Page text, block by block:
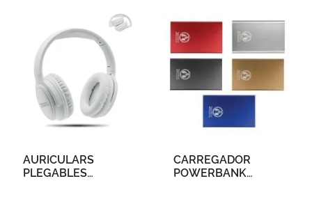
AURICULARS
PLEGABLES
CARREGADOR
POWERBANK